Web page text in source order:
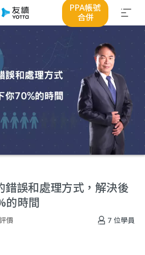
PPA帳號
合併
錯誤和處理方式，解決後
的時間
7 位學員
價